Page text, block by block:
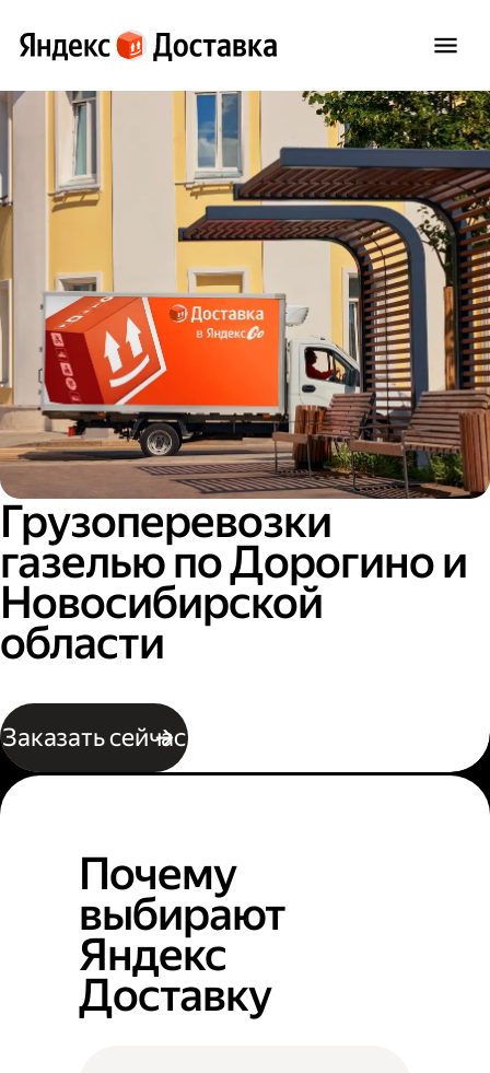
Грузоперевозки
газелью по Дорогино и
Новосибирской
области
Заказать сейчас
Почему
выбирают
Яндекс
Доставку